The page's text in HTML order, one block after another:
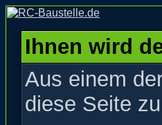
Ihnen wird
Aus einem
diese Seite